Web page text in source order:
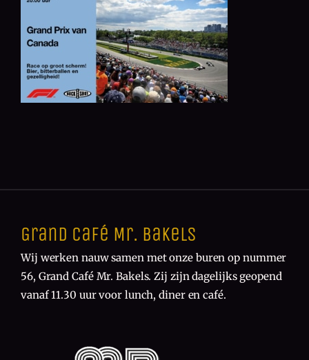
Grand Café Mr. Bakels
Wij werken nauw samen met onze buren op nummer
56, Grand Café Mr. Bakels. Zij zijn dagelijks geopend
vanaf 11.30 uur voor lunch, diner en café.